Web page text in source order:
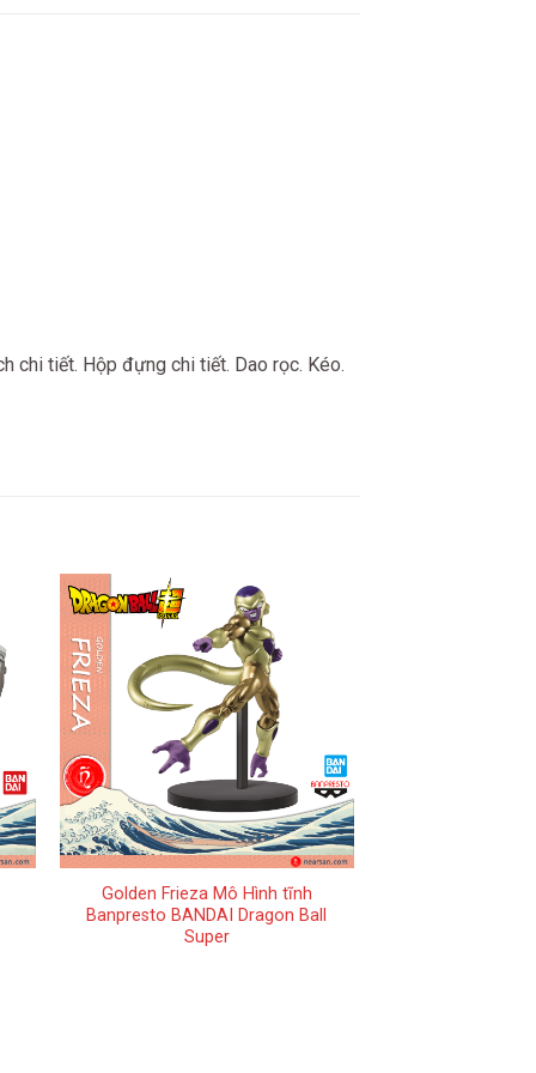
chi tiết. Hộp đựng chi tiết. Dao rọc. Kéo.
+
Golden Frieza Mô Hình tĩnh
Banpresto BANDAI Dragon Ball
Super